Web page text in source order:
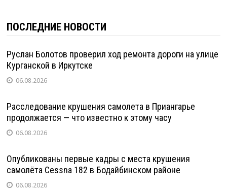
ПОСЛЕДНИЕ НОВОСТИ
Руслан Болотов проверил ход ремонта дороги на улице
Курганской в Иркутске
06.08.2026
Расследование крушения самолета в Приангарье
продолжается — что известно к этому часу
06.08.2026
Опубликованы первые кадры с места крушения
самолёта Cessna 182 в Бодайбинском районе
06.08.2026